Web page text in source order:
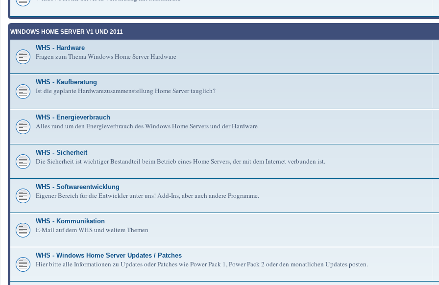
WINDOWS HOME SERVER V1 UND 2011
WHS - Hardware
Fragen zum Thema Windows Home Server Hardware
WHS - Kaufberatung
Ist die geplante Hardwarezusammenstellung Home Server tauglich?
WHS - Energieverbrauch
Alles rund um den Energieverbrauch des Windows Home Servers und der Hardware
WHS - Sicherheit
Die Sicherheit ist wichtiger Bestandteil beim Betrieb eines Home Servers, der mit dem Internet verbunden ist.
WHS - Softwareentwicklung
Eigener Bereich für die Entwickler unter uns! Add-Ins, aber auch andere Programme.
WHS - Kommunikation
E-Mail auf dem WHS und weitere Themen
WHS - Windows Home Server Updates / Patches
Hier bitte alle Informationen zu Updates oder Patches wie Power Pack 1, Power Pack 2 oder den monatlichen Updates posten.